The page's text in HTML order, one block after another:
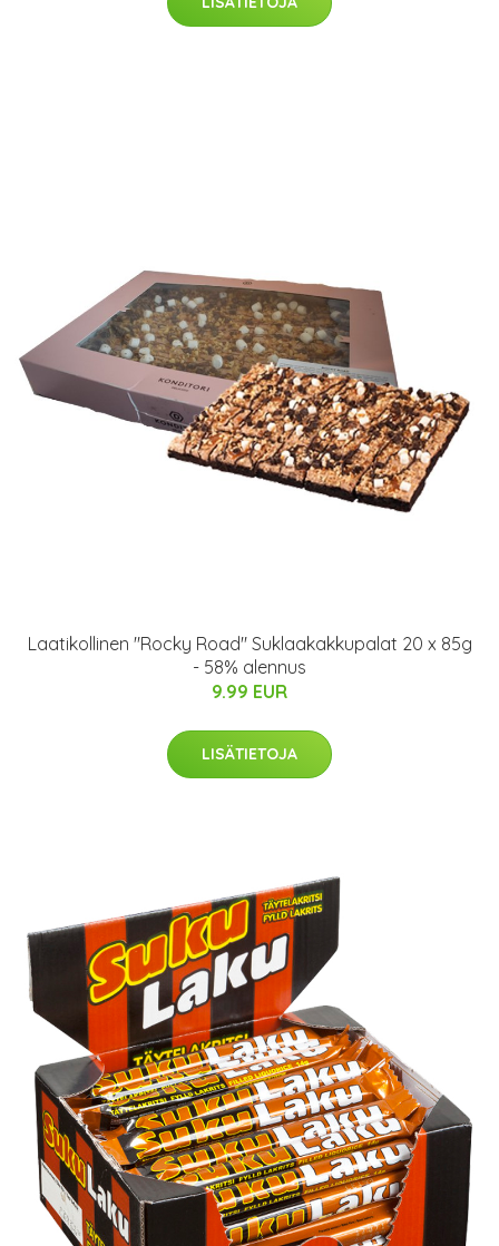
Laatikollinen "Rocky Road" Suklaakakkupalat 20 x 85g
- 58% alennus
9.99 EUR
LISÄTIETOJA